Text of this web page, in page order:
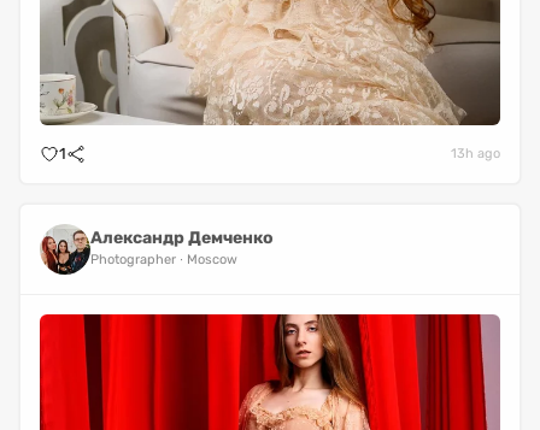
1 13h ago
Александр Демченко
Photographer Moscow